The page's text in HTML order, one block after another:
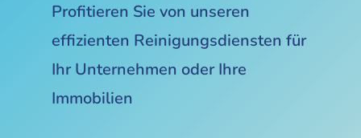
Profitieren Sie von unseren
effizienten Reinigungsdiensten für
Ihr Unternehmen oder Ihre
Immobilien